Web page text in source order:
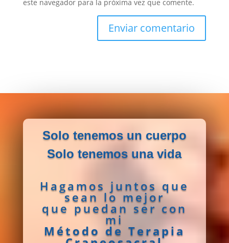
este navegador para la próxima vez que comente.
Solo tenemos un cuerpo
Solo tenemos una vida
Hagamos juntos que
sean lo mejor
que puedan ser con
mi
Método de Terapia